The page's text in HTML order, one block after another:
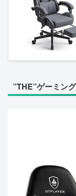
”THE”ゲーミン